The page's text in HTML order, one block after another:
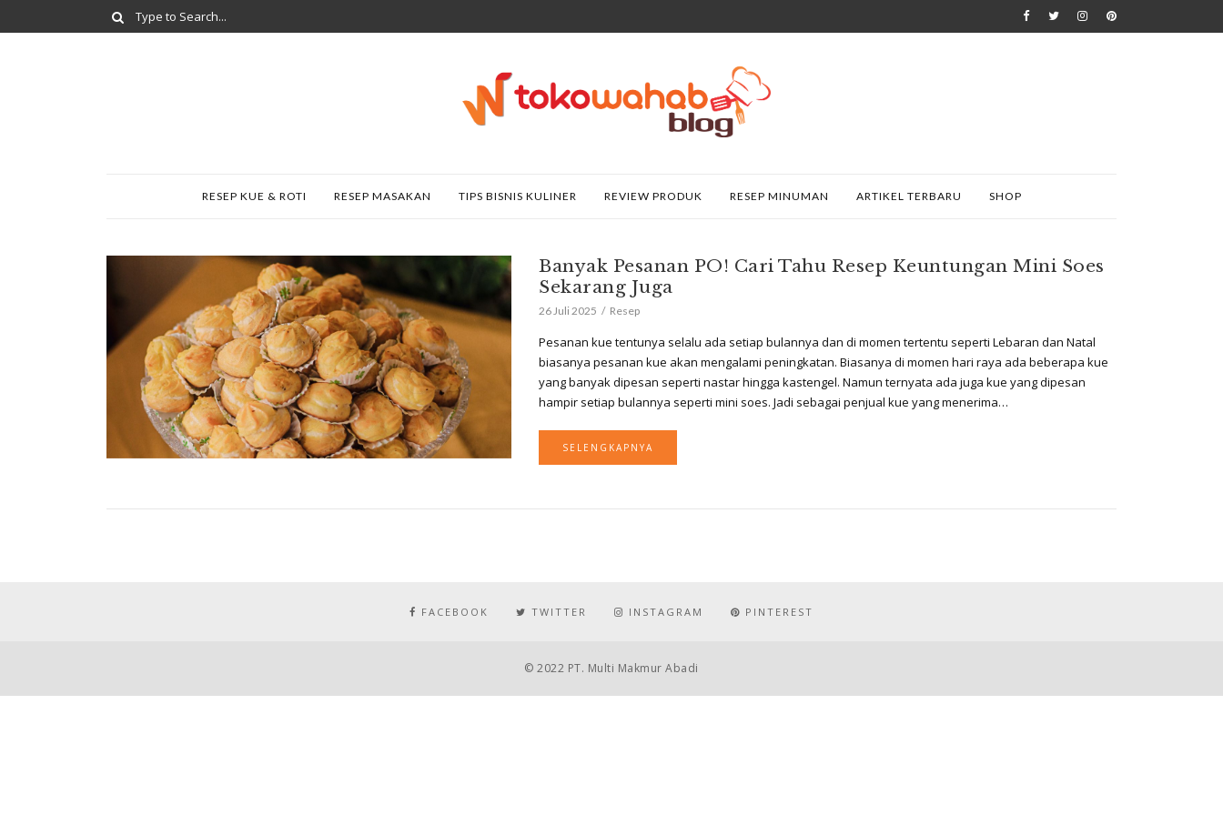
RESEP KUE & ROTI RESEP MASAKAN TIPS BISNIS KULINER REVIEW PRODUK RESEP MINUMAN ARTIKEL TERBARU SHOP
Banyak Pesanan PO! Cari Tahu Resep Keuntungan Mini Soes
Sekarang Juga
26 Juli 2025 Resep
Pesanan kue tentunya selalu ada setiap bulannya dan di momen tertentu seperti Lebaran dan Natal
biasanya pesanan kue akan mengalami peningkatan. Biasanya di momen hari raya ada beberapa kue
yang banyak dipesan seperti nastar hingga kastengel. Namun ternyata ada juga kue yang dipesan
hampir setiap bulannya seperti mini soes. Jadi sebagai penjual kue yang menerima…
SELENGKAPNYA
FACEBOOK TWITTER INSTAGRAM PINTEREST
© 2022 PT. Multi Makmur Abadi